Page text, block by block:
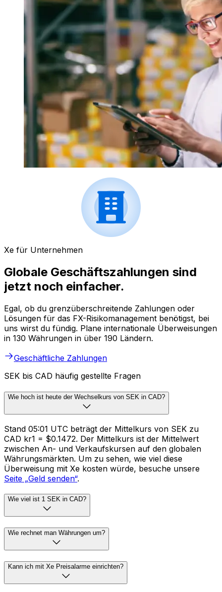
Xe für Unternehmen
Globale Geschäftszahlungen sind
jetzt noch einfacher.
Egal, ob du grenzüberschreitende Zahlungen oder
Lösungen für das FX-Risikomanagement benötigst, bei
uns wirst du fündig. Plane internationale Überweisungen
in 130 Währungen in über 190 Ländern.
Geschäftliche Zahlungen
SEK bis CAD häufig gestellte Fragen
Wie hoch ist heute der Wechselkurs von SEK in CAD?
Stand 05:01 UTC beträgt der Mittelkurs von SEK zu
CAD kr1 = $0.1472. Der Mittelkurs ist der Mittelwert
zwischen An- und Verkaufskursen auf den globalen
Währungsmärkten. Um zu sehen, wie viel diese
Überweisung mit Xe kosten würde, besuche unsere
Seite „Geld senden“.
Wie viel ist 1 SEK in CAD?
Wie rechnet man Währungen um?
Kann ich mit Xe Preisalarme einrichten?